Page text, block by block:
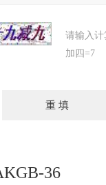
请输入
加四=7
36